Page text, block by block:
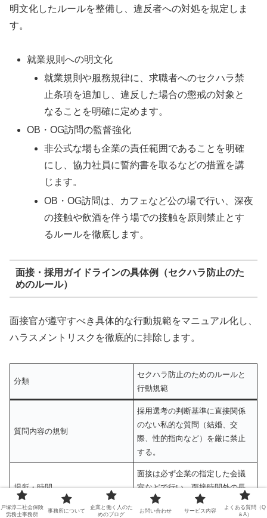
明文化したルールを整備し、違反者への対処を規定しま
す。
就業規則への明文化
就業規則や服務規律に、求職者へのセクハラ禁
止条項を追加し、違反した場合の懲戒の対象と
なることを明確に定めます。
OB・OG訪問の監督強化
非公式な場も企業の責任範囲であることを明確
にし、協力社員に誓約書を取るなどの措置を講
じます。
OB・OG訪問は、カフェなど公の場で行い、深夜
の接触や飲酒を伴う場での接触を原則禁止とす
るルールを徹底します。
面接・採用ガイドラインの具体例（セクハラ防止のた
めのルール）
面接官が遵守すべき具体的な行動規範をマニュアル化し、
ハラスメントリスクを徹底的に排除します。
分類
セクハラ防止のためのルールと
行動規範
質問内容の規制
採用選考の判断基準に直接関係
のない私的な質問（結婚、交
際、性的指向など）を厳に禁止
する。
場所・時間
面接は必ず企業の指定した会議
室などで行い、面接時間外の長
時間の拘束を避ける。
戸塚淳二社会保険
労務士事務所
事務所について
企業と働く人のた
めのブログ
お問い合わせ サービス内容
よくある質問（Q
＆A）